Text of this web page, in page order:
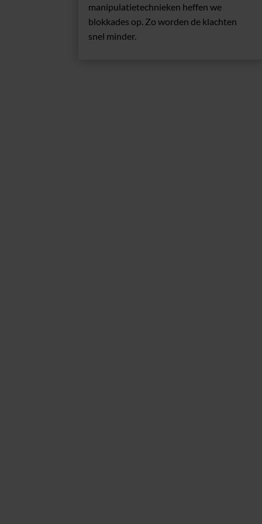
manipulatietechnieken heffen we
blokkades op. Zo worden de klachten
snel minder.